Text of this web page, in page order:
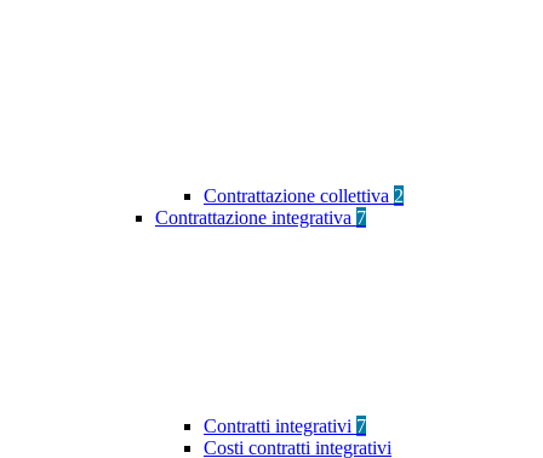
Contrattazione collettiva 2
Contrattazione integrativa 7
Contratti integrativi 7
Costi contratti integrativi